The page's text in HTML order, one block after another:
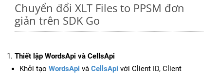
Chuyển đổi XLT Files to PPSM đơn
giản trên SDK Go
Thiết lập WordsApi và CellsApi
Khởi tạo WordsApi và CellsApi với Client ID, Client